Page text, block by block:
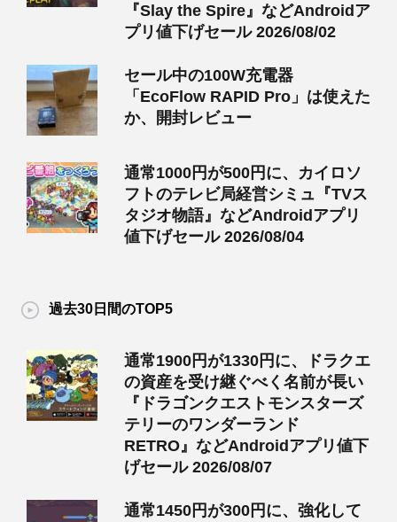
『Slay the Spire』などAndroidア
プリ値下げセール 2026/08/02
セール中の100W充電器
「EcoFlow RAPID Pro」は使えた
か、開封レビュー
通常1000円が500円に、カイロソ
フトのテレビ局経営シミュ『TVス
タジオ物語』などAndroidアプリ
値下げセール 2026/08/04
過去30日間のTOP5
通常1900円が1330円に、ドラクエ
の資産を受け継ぐべく名前が長い
『ドラゴンクエストモンスターズ
テリーのワンダーランド
RETRO』などAndroidアプリ値下
げセール 2026/08/07
通常1450円が300円に、強化して